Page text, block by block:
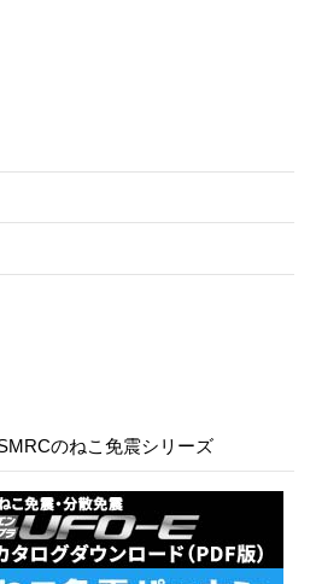
のねこ免震シリーズ